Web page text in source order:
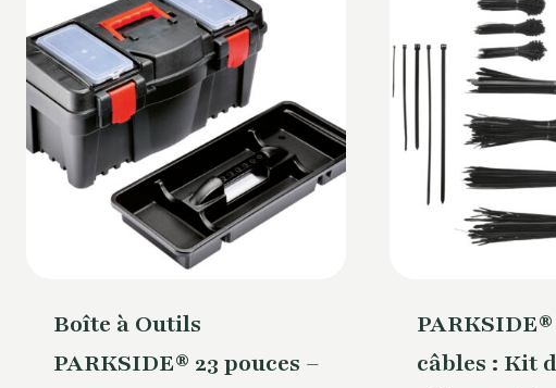
Boîte à Outils
PARKSIDE® 23 pouces –
câbles : Kit